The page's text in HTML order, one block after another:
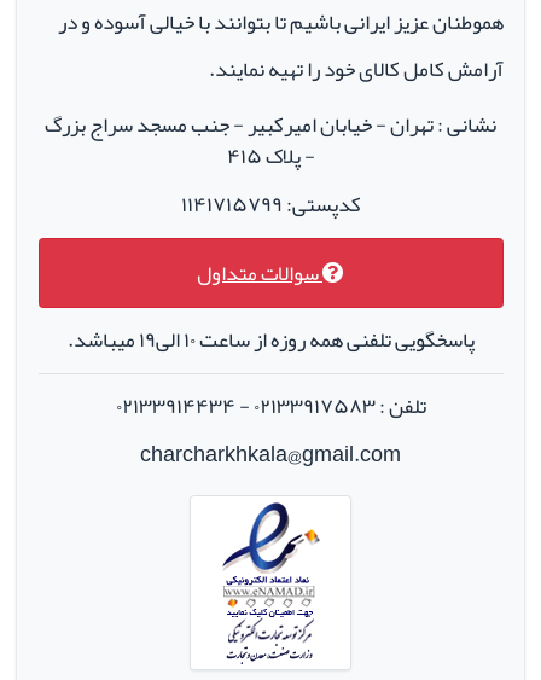
هموطنان عزیز ایرانی باشیم تا بتوانند با خیالی آسوده و در
آرامش کامل کالای خود را تهیه نمایند.
نشانی : تهران - خیابان امیرکبیر - جنب مسجد سراج بزرگ
- پلاک ۴۱۵
کدپستی: ۱۱۴۱۷۱۵۷۹۹
سوالات متداول
پاسخگویی تلفنی همه روزه از ساعت ۱۰ الی۱۹ میباشد.
تلفن : ۰۲۱۳۳۹۱۷۵۸۳ - ۰۲۱۳۳۹۱۴۴۳۴
charcharkhkala@gmail.com